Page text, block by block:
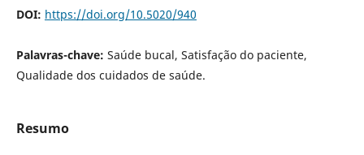
DOI: https://doi.org/10.5020/940
Palavras-chave: Saúde bucal, Satisfação do paciente,
Qualidade dos cuidados de saúde.
Resumo